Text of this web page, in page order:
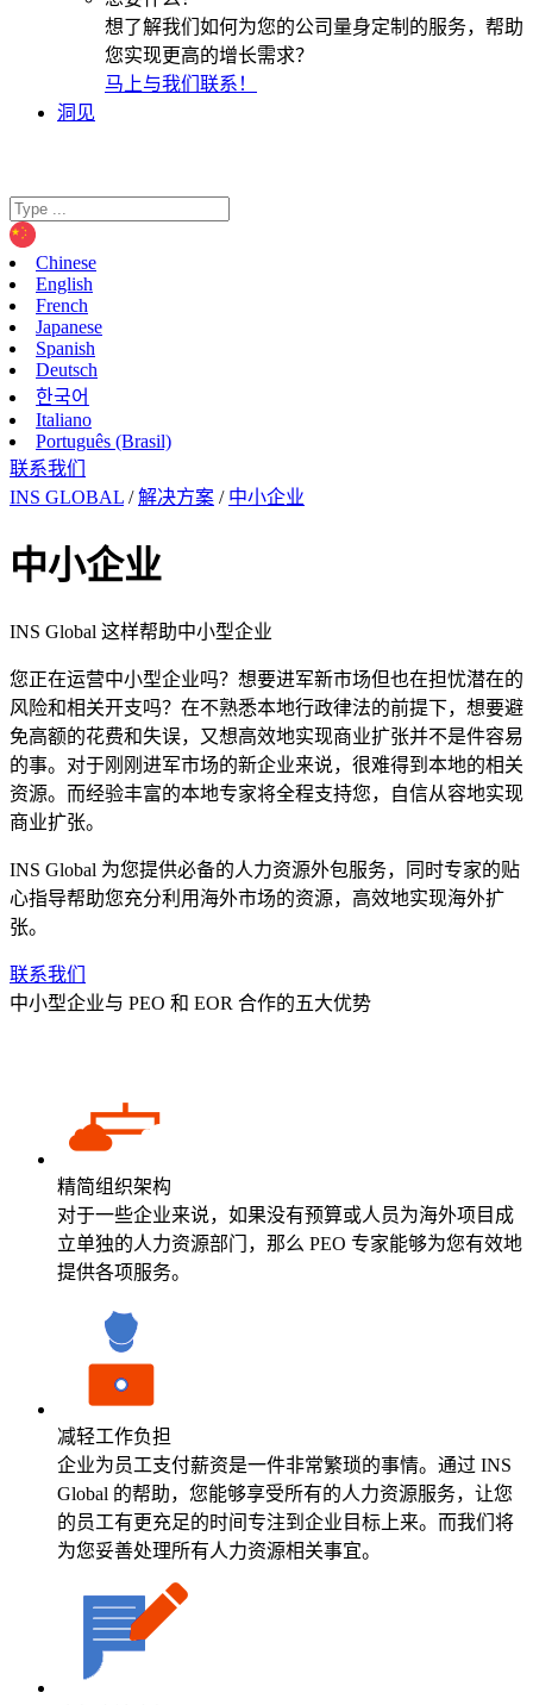
想了解我们如何为您的公司量身定制的服务，帮助
您实现更高的增长需求？
马上与我们联系！
洞见
Chinese
English
French
Japanese
Spanish
Deutsch
한국어
Italiano
Português (Brasil)
联系我们
INS GLOBAL /解决方案 / 中小企业
中小企业
INS Global 这样帮助中小型企业
您正在运营中小型企业吗？想要进军新市场但也在担忧潜在的
风险和相关开支吗？在不熟悉本地行政律法的前提下，想要避
免高额的花费和失误，又想高效地实现商业扩张并不是件容易
的事。对于刚刚进军市场的新企业来说，很难得到本地的相关
资源。而经验丰富的本地专家将全程支持您，自信从容地实现
商业扩张。
INS Global 为您提供必备的人力资源外包服务，同时专家的贴
心指导帮助您充分利用海外市场的资源，高效地实现海外扩
张。
联系我们
中小型企业与 PEO 和 EOR 合作的五大优势
精简组织架构
对于一些企业来说，如果没有预算或人员为海外项目成
立单独的人力资源部门，那么 PEO 专家能够为您有效地
提供各项服务。
减轻工作负担
企业为员工支付薪资是一件非常繁琐的事情。通过 INS
Global 的帮助，您能够享受所有的人力资源服务，让您
的员工有更充足的时间专注到企业目标上来。而我们将
为您妥善处理所有人力资源相关事宜。